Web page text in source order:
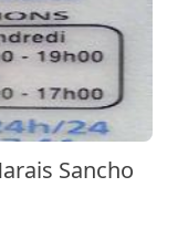
une situation
succès du
réunit des
dans les
vous rassurer.
de vie
et de vous.
Sancho